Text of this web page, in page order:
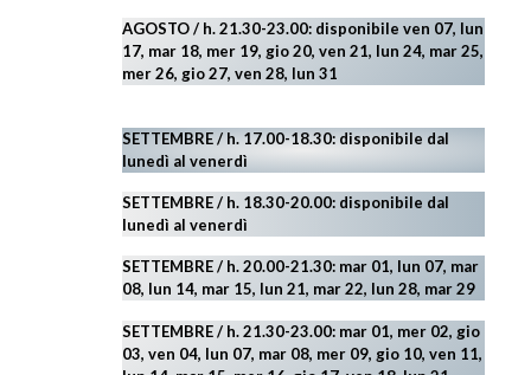
AGOSTO/ h. 21.30-23.00: disponibile ven 07, lun
17, mar 18, mer 19, gio 20, ven 21, lun 24, mar 25,
mer 26, gio 27, ven 28, lun 31
SETTEMBRE / h. 17.00-18.30: disponibile dal
lunedì al venerdì
SETTEMBRE / h. 18.30-20.00: disponibile dal
lunedì al venerdì
SETTEMBRE / h. 20.00-21.30: mar 01, lun 07, mar
08, lun 14, mar 15, lun 21, mar 22, lun 28, mar 29
SETTEMBRE / h. 21.30-23.00: mar 01, mer 02, gio
03, ven 04, lun 07, mar 08, mer 09, gio 10, ven 11,